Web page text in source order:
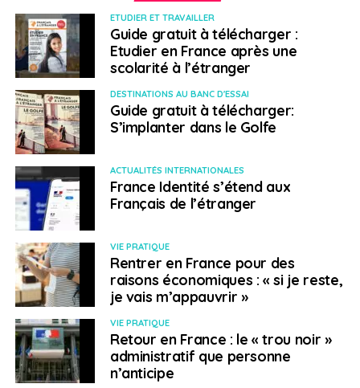
d’infos, interviews, témoignages et conseils
indispensables.
Pvtistes.netparticipe aussi à de nombreux
évènements partout en France, afin d’informer toujours
davantage les jeunes sur les possibilités de mobilité
internationale.
Evénements pvtistes :
5 octobresur
la page Facebook pvtistes.net
Australie
à 19 h : séance d’information en direct « PVT
Australie et Covid-19 : point sur la situation ».
d’informations…
Du 5 au 27 octobresur Internet: le Mois du Québec.
savoir plus.
13 octobre la page Facebook pvtistes.net
séance d’information en direct « Partir seul en PVT : ce
ETUDIER ET TRAVAILLER
Guide gratuit à télécharger :
Etudier en France après une
scolarité à l’étranger
DESTINATIONS AU BANC D'ESSAI
Guide gratuit à télécharger:
S’implanter dans le Golfe
ACTUALITÉS INTERNATIONALES
France Identité s’étend aux
Français de l’étranger
VIE PRATIQUE
Rentrer en France pour des
raisons économiques : « si je reste,
je vais m’appauvrir »
VIE PRATIQUE
Retour en France : le « trou noir »
administratif que personne
n’anticipe